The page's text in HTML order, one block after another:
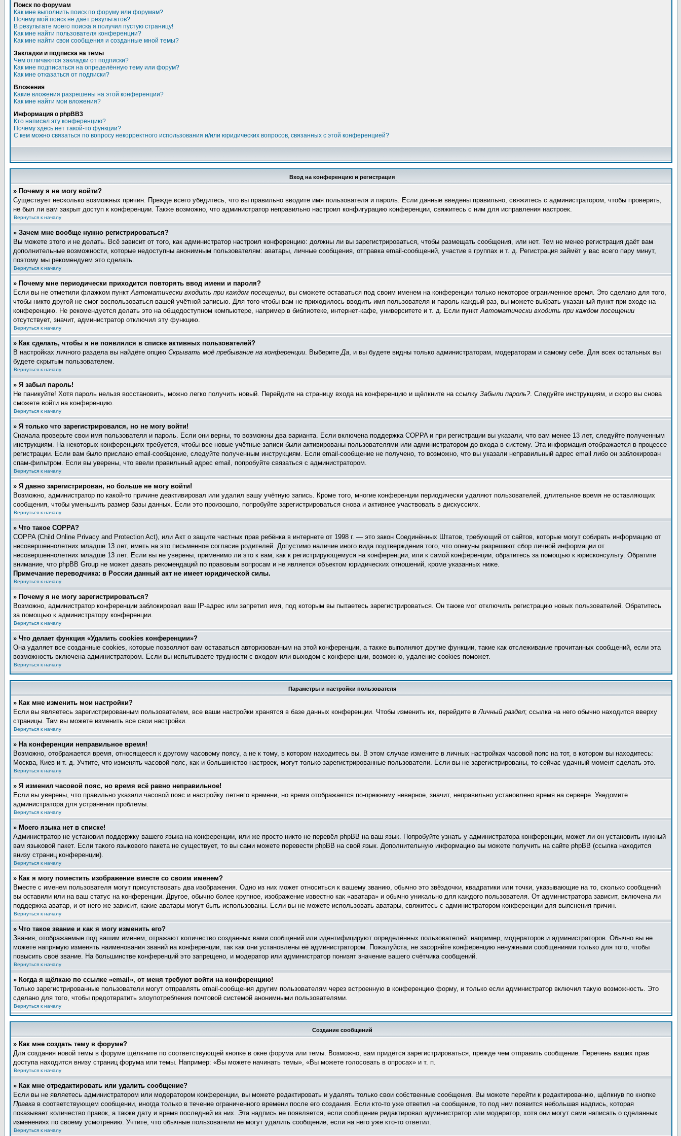
Поиск по форумам
Как мне выполнить поиск по форуму или форумам?
Почему мой поиск не даёт результатов?
В результате моего поиска я получил пустую страницу!
Как мне найти пользователя конференции?
Как мне найти свои сообщения и созданные мной темы?
Закладки и подписка на темы
Чем отличаются закладки от подписки?
Как мне подписаться на определённую тему или форум?
Как мне отказаться от подписки?
Вложения
Какие вложения разрешены на этой конференции?
Как мне найти мои вложения?
Информация о phpBB3
Кто написал эту конференцию?
Почему здесь нет такой-то функции?
С кем можно связаться по вопросу некорректного использования и/или юридических вопросов, связанных с этой конференцией?
Вход на конференцию и регистрация
» Почему я не могу войти?
Существует несколько возможных причин. Прежде всего убедитесь, что вы правильно вводите имя пользователя и пароль. Если данные введены правильно, свяжитесь с администратором, чтобы проверить,
не был ли вам закрыт доступ к конференции. Также возможно, что администратор неправильно настроил конфигурацию конференции, свяжитесь с ним для исправления настроек.
Вернуться к началу
» Зачем мне вообще нужно регистрироваться?
Вы можете этого и не делать. Всё зависит от того, как администратор настроил конференцию: должны ли вы зарегистрироваться, чтобы размещать сообщения, или нет. Тем не менее регистрация даёт вам
дополнительные возможности, которые недоступны анонимным пользователям: аватары, личные сообщения, отправка email-сообщений, участие в группах и т. д. Регистрация займёт у вас всего пару минут,
поэтому мы рекомендуем это сделать.
Вернуться к началу
» Почему мне периодически приходится повторять ввод имени и пароля?
Если вы не отметили флажком пунктАвтоматически входить при каждом посещении, вы сможете оставаться под своим именем на конференции только некоторое ограниченное время. Это сделано для того,
чтобы никто другой не смог воспользоваться вашей учётной записью. Для того чтобы вам не приходилось вводить имя пользователя и пароль каждый раз, вы можете выбрать указанный пункт при входе на
конференцию. Не рекомендуется делать это на общедоступном компьютере, например в библиотеке, интернет-кафе, университете и т. д. Если пунктАвтоматически входить при каждом посещении
отсутствует, значит, администратор отключил эту функцию.
Вернуться к началу
» Как сделать, чтобы я не появлялся в списке активных пользователей?
В настройках личного раздела вы найдёте опцию Скрывать моё пребывание на конференции. ВыберитеДа, и вы будете видны только администраторам, модераторам и самому себе. Для всех остальных вы
будете скрытым пользователем.
Вернуться к началу
» Я забыл пароль!
Не паникуйте! Хотя пароль нельзя восстановить, можно легко получить новый. Перейдите на страницу входа на конференцию и щёлкните на ссылку Забыли пароль?. Следуйте инструкциям, и скоро вы снова
сможете войти на конференцию.
Вернуться к началу
» Я только что зарегистрировался, но не могу войти!
Сначала проверьте свои имя пользователя и пароль. Если они верны, то возможны два варианта. Если включена поддержка COPPA и при регистрации вы указали, что вам менее 13 лет, следуйте полученным
инструкциям. На некоторых конференциях требуется, чтобы все новые учётные записи были активированы пользователями или администратором до входа в систему. Эта информация отображается в процессе
регистрации. Если вам было прислано email-сообщение, следуйте полученным инструкциям. Если email-сообщение не получено, то возможно, что вы указали неправильный адрес email либо он заблокирован
спам-фильтром. Если вы уверены, что ввели правильный адрес email, попробуйте связаться с администратором.
Вернуться к началу
» Я давно зарегистрирован, но больше не могу войти!
Возможно, администратор по какой-то причине деактивировал или удалил вашу учётную запись. Кроме того, многие конференции периодически удаляют пользователей, длительное время не оставляющих
сообщения, чтобы уменьшить размер базы данных. Если это произошло, попробуйте зарегистрироваться снова и активнее участвовать в дискуссиях.
Вернуться к началу
» Что такое COPPA?
COPPA (Child Online Privacy and Protection Act), или Акт о защите частных прав ребёнка в интернете от 1998 г. — это закон Соединённых Штатов, требующий от сайтов, которые могут собирать информацию от
несовершеннолетних младше 13 лет, иметь на это письменное согласие родителей. Допустимо наличие иного вида подтверждения того, что опекуны разрешают сбор личной информации от
несовершеннолетних младше 13 лет. Если вы не уверены, применимо ли это к вам, как к регистрирующемуся на конференции, или к самой конференции, обратитесь за помощью к юрисконсульту. Обратите
внимание, что phpBB Group не может давать рекомендаций по правовым вопросам и не является объектом юридических отношений, кроме указанных ниже.
Примечание переводчика: в России данный акт не имеет юридической силы.
Вернуться к началу
» Почему я не могу зарегистрироваться?
Возможно, администратор конференции заблокировал ваш IP-адрес или запретил имя, под которым вы пытаетесь зарегистрироваться. Он также мог отключить регистрацию новых пользователей. Обратитесь
за помощью к администратору конференции.
Вернуться к началу
» Что делает функция «Удалить cookies конференции»?
Она удаляет все созданные cookies, которые позволяют вам оставаться авторизованным на этой конференции, а также выполняют другие функции, такие как отслеживание прочитанных сообщений, если эта
возможность включена администратором. Если вы испытываете трудности с входом или выходом с конференции, возможно, удаление cookies поможет.
Вернуться к началу
Параметры и настройки пользователя
» Как мне изменить мои настройки?
Если вы являетесь зарегистрированным пользователем, все ваши настройки хранятся в базе данных конференции. Чтобы изменить их, перейдите вЛичный раздел; ссылка на него обычно находится вверху
страницы. Там вы можете изменить все свои настройки.
Вернуться к началу
» На конференции неправильное время!
Возможно, отображается время, относящееся к другому часовому поясу, а не к тому, в котором находитесь вы. В этом случае измените в личных настройках часовой пояс на тот, в котором вы находитесь:
Москва, Киев и т. д. Учтите, что изменять часовой пояс, как и большинство настроек, могут только зарегистрированные пользователи. Если вы не зарегистрированы, то сейчас удачный момент сделать это.
Вернуться к началу
» Я изменил часовой пояс, но время всё равно неправильное!
Если вы уверены, что правильно указали часовой пояс и настройку летнего времени, но время отображается по-прежнему неверное, значит, неправильно установлено время на сервере. Уведомите
администратора для устранения проблемы.
Вернуться к началу
» Моего языка нет в списке!
Администратор не установил поддержку вашего языка на конференции, или же просто никто не перевёл phpBB на ваш язык. Попробуйте узнать у администратора конференции, может ли он установить нужный
вам языковой пакет. Если такого языкового пакета не существует, то вы сами можете перевести phpBB на свой язык. Дополнительную информацию вы можете получить на сайте phpBB (ссылка находится
внизу страниц конференции).
Вернуться к началу
» Как я могу поместить изображение вместе со своим именем?
Вместе с именем пользователя могут присутствовать два изображения. Одно из них может относиться к вашему званию, обычно это звёздочки, квадратики или точки, указывающие на то, сколько сообщений
вы оставили или на ваш статус на конференции. Другое, обычно более крупное, изображение известно как «аватара» и обычно уникально для каждого пользователя. От администратора зависит, включена ли
поддержка аватар, и от него же зависит, какие аватары могут быть использованы. Если вы не можете использовать аватары, свяжитесь с администратором конференции для выяснения причин.
Вернуться к началу
» Что такое звание и как я могу изменить его?
Звания, отображаемые под вашим именем, отражают количество созданных вами сообщений или идентифицируют определённых пользователей: например, модераторов и администраторов. Обычно вы не
можете напрямую изменять наименования званий на конференции, так как они установлены её администратором. Пожалуйста, не засоряйте конференцию ненужными сообщениями только для того, чтобы
повысить своё звание. На большинстве конференций это запрещено, и модератор или администратор понизят значение вашего счётчика сообщений.
Вернуться к началу
» Когда я щёлкаю по ссылке «email», от меня требуют войти на конференцию!
Только зарегистрированные пользователи могут отправлять email-сообщения другим пользователям через встроенную в конференцию форму, и только если администратор включил такую возможность. Это
сделано для того, чтобы предотвратить злоупотребления почтовой системой анонимными пользователями.
Вернуться к началу
Создание сообщений
» Как мне создать тему в форуме?
Для создания новой темы в форуме щёлкните по соответствующей кнопке в окне форума или темы. Возможно, вам придётся зарегистрироваться, прежде чем отправить сообщение. Перечень ваших прав
доступа находится внизу страниц форума или темы. Например: «Вы можете начинать темы», «Вы можете голосовать в опросах» и т. п.
Вернуться к началу
» Как мне отредактировать или удалить сообщение?
Если вы не являетесь администратором или модератором конференции, вы можете редактировать и удалять только свои собственные сообщения. Вы можете перейти к редактированию, щёлкнув по кнопке
Правка в соответствующем сообщении, иногда только в течение ограниченного времени после его создания. Если кто-то уже ответил на сообщение, то под ним появится небольшая надпись, которая
показывает количество правок, а также дату и время последней из них. Эта надпись не появляется, если сообщение редактировал администратор или модератор, хотя они могут сами написать о сделанных
изменениях по своему усмотрению. Учтите, что обычные пользователи не могут удалить сообщение, если на него уже кто-то ответил.
Вернуться к началу